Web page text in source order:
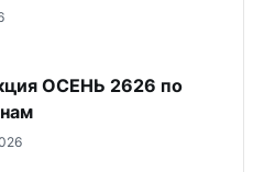
ОСЕНЬ 2626 по